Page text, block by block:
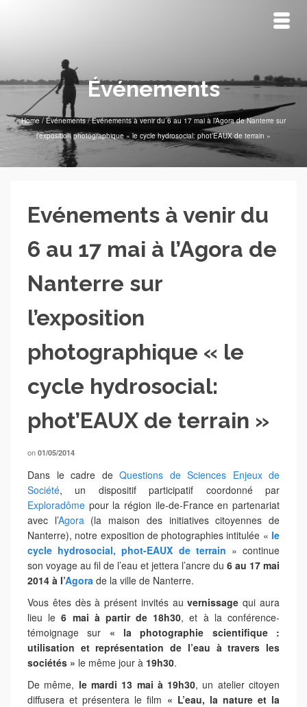
Événements
Home / Événements / Evénements à venir du 6 au 17 mai à l’Agora de Nanterre sur
l’exposition photographique « le cycle hydrosocial: phot’EAUX de terrain »
Evénements à venir du
6 au 17 mai à l’Agora de
Nanterre sur
l’exposition
photographique « le
cycle hydrosocial:
phot’EAUX de terrain »
on 01/05/2014
Dans le cadre de Questions de Sciences Enjeux de
Société, un dispositif participatif coordonné par
Exploradôme pour la région ile-de-France en partenariat
avec l’Agora(la maison des initiatives citoyennes de
Nanterre), notre exposition de photographies intitulée « le
cycle hydrosocial, phot-EAUX de terrain » continue
son voyage au fil de l’eau et jettera l’ancre du 6 au 17 mai
2014 à l’Agora de la ville de Nanterre.
Vous êtes dès à présent invités auvernissage qui aura
lieu le6 mai à partir de 18h30, et à la conférence-
témoignage sur « la photographie scientifique :
utilisation et représentation de l’eau à travers les
sociétés » le même jour à 19h30.
De même, le mardi 13 mai à 19h30, un atelier citoyen
diffusera et présentera le film « L’eau, la nature et la